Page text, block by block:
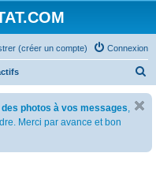
Connexion
(créer un compte)
e
photos à vos messages,
Merci par avance et bon